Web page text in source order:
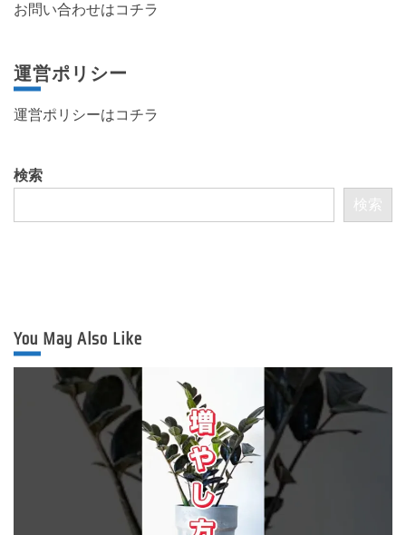
お問い合わせはコチラ
運営ポリシー
運営ポリシーはコチラ
検索
検索
You May Also Like